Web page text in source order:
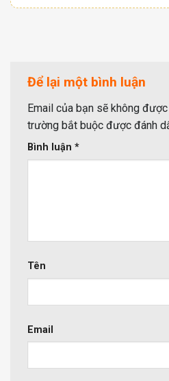
Để lại một bình luận
Email của bạn sẽ không
trường bắt buộc được đánh
Bình luận *
Tên
Email